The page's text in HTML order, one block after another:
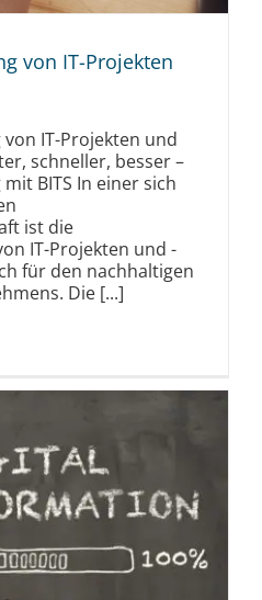
von IT-Projekten
IT-Projekten und
schneller, besser –
BITS In einer sich
ist die
IT-Projekten und -
für den nachhaltigen
Die [...]